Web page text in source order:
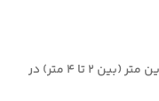
بسته به اندازه و نوع هدف، معمولاً تا چندین متر (بین 2 تا 4 متر) در